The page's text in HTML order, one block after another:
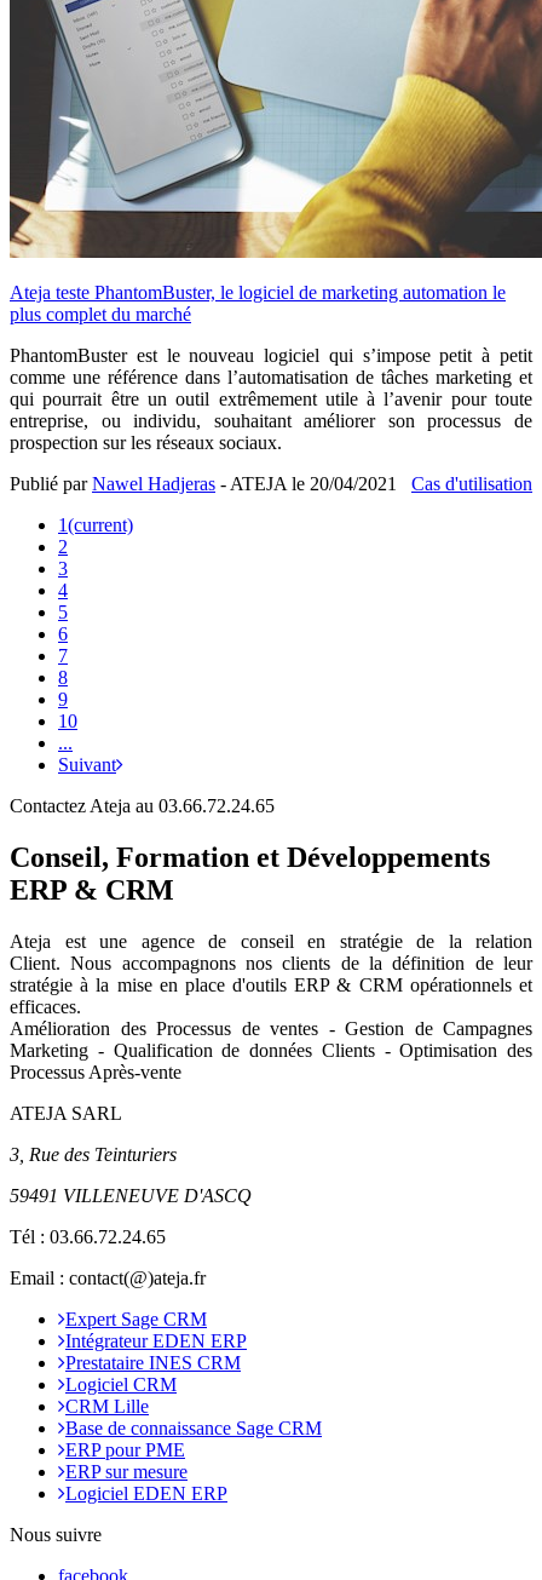
Ateja teste PhantomBuster, le logiciel de marketing automation le
plus complet du marché
PhantomBuster est le nouveau logiciel qui s’impose petit à petit
comme une référence dans l’automatisation de tâches marketing et
qui pourrait être un outil extrêmement utile à l’avenir pour toute
entreprise, ou individu, souhaitant améliorer son processus de
prospection sur les réseaux sociaux.
Cas d'utilisation
Publié parNawel Hadjeras - ATEJA le 20/04/2021
1(current)
2
3
4
5
6
7
8
9
10
...
Suivant
Contactez Ateja au 03.66.72.24.65
Conseil, Formation et Développements
ERP & CRM
Ateja est une agence de conseil en stratégie de la relation
Client.Nous accompagnons nos clients de la définition de leur
stratégie à la mise en place d'outils ERP & CRM opérationnels et
efficaces.
Amélioration des Processus de ventes - Gestion de Campagnes
Marketing - Qualification de données Clients - Optimisation des
Processus Après-vente
ATEJA SARL
3, Rue des Teinturiers
59491 VILLENEUVE D'ASCQ
Tél : 03.66.72.24.65
Email : contact(@)ateja.fr
Expert Sage CRM
Intégrateur EDEN ERP
Prestataire INES CRM
Logiciel CRM
CRM Lille
Base de connaissance Sage CRM
ERP pour PME
ERP sur mesure
Logiciel EDEN ERP
Nous suivre
facebook